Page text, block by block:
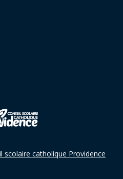
scolaire catholique Providence